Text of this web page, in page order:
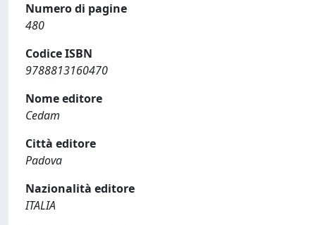
Numero di pagine
480
Codice ISBN
9788813160470
Nome editore
Cedam
Città editore
Padova
Nazionalità editore
ITALIA